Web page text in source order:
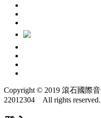
Copyright © 2019 滾石國際
22012304 All rights reserved.